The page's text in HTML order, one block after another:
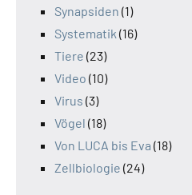
Synapsiden (1)
Systematik (16)
Tiere (23)
Video (10)
Virus (3)
Vögel (18)
Von LUCA bis Eva (18)
Zellbiologie (24)